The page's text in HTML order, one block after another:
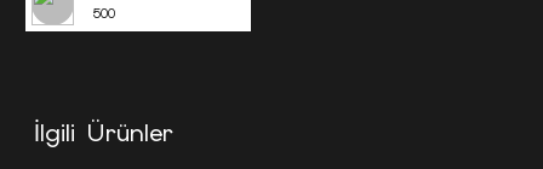
500
İlgili Ürünler